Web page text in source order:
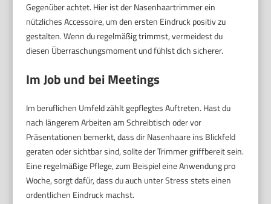
Gegenüber achtet. Hier ist der Nasenhaartrimmer ein
nützliches Accessoire, um den ersten Eindruck positiv zu
gestalten. Wenn du regelmäßig trimmst, vermeidest du
diesen Überraschungsmoment und fühlst dich sicherer.
Im Job und bei Meetings
Im beruflichen Umfeld zählt gepflegtes Auftreten. Hast du
nach längerem Arbeiten am Schreibtisch oder vor
Präsentationen bemerkt, dass dir Nasenhaare ins Blickfeld
geraten oder sichtbar sind, sollte der Trimmer griffbereit sein.
Eine regelmäßige Pflege, zum Beispiel eine Anwendung pro
Woche, sorgt dafür, dass du auch unter Stress stets einen
ordentlichen Eindruck machst.